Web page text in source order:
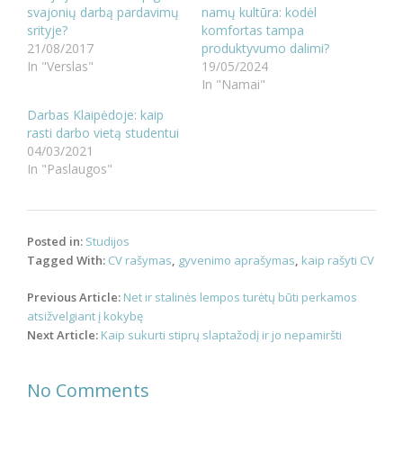
svajonių darbą pardavimų
srityje?
21/08/2017
In "Verslas"
namų kultūra: kodėl
komfortas tampa
produktyvumo dalimi?
19/05/2024
In "Namai"
Darbas Klaipėdoje: kaip
rasti darbo vietą studentui
04/03/2021
In "Paslaugos"
Posted in: Studijos
Tagged With: CV rašymas, gyvenimo aprašymas, kaip rašyti CV
Post
navigation
Previous Article: Net ir stalinės lempos turėtų būti perkamos
atsižvelgiant į kokybę
Next Article: Kaip sukurti stiprų slaptažodį ir jo nepamiršti
No Comments